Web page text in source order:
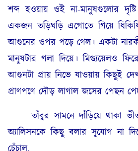
শব্দ হওয়ায় ওই না-মানুষগুলোর
একজন তড়িঘড়ি এগোতে গিয়ে
আগুনের ওপর পড়ে গেল। একটা
মানুষটার গলা দিয়ে। মিগ্যুয়েলও
আগুনটা প্রায় নিভে যাওয়ায় কিছুই
প্রাণপণে দৌড় লাগাল জসের পেছন
তাঁবুর সামনে দাঁড়িয়ে থাকা ভীত
অ্যালিসনকে কিছু বলার সুযোগ না
চেঁচাল,